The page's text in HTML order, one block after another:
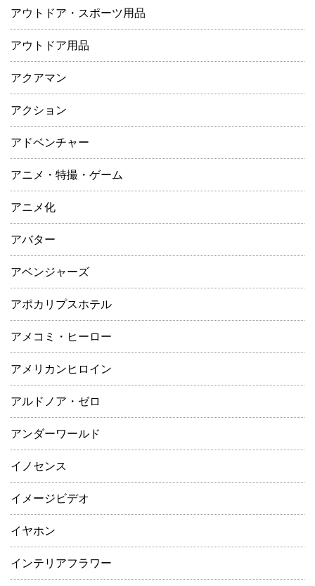
アウトドア・スポーツ用品
アウトドア用品
アクアマン
アクション
アドベンチャー
アニメ・特撮・ゲーム
アニメ化
アバター
アベンジャーズ
アポカリプスホテル
アメコミ・ヒーロー
アメリカンヒロイン
アルドノア・ゼロ
アンダーワールド
イノセンス
イメージビデオ
イヤホン
インテリアフラワー